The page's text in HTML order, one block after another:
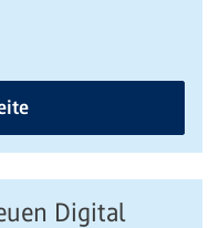
Digital